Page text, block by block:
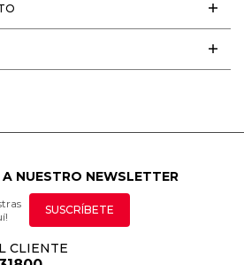
A NUESTRO NEWSLETTER
SUSCRÍBETE
CLIENTE